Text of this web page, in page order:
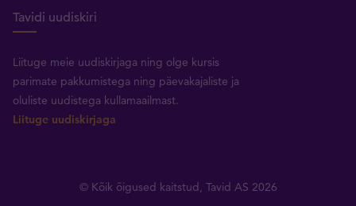
Tavidi uudiskiri
Liituge meie uudiskirjaga ning olge kursis
parimate pakkumistega ning päevakajaliste ja
oluliste uudistega kullamaailmast.
Liituge uudiskirjaga
© Kõik õigused kaitstud, Tavid AS 2026